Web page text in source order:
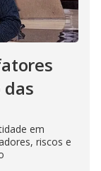
em
riscos e